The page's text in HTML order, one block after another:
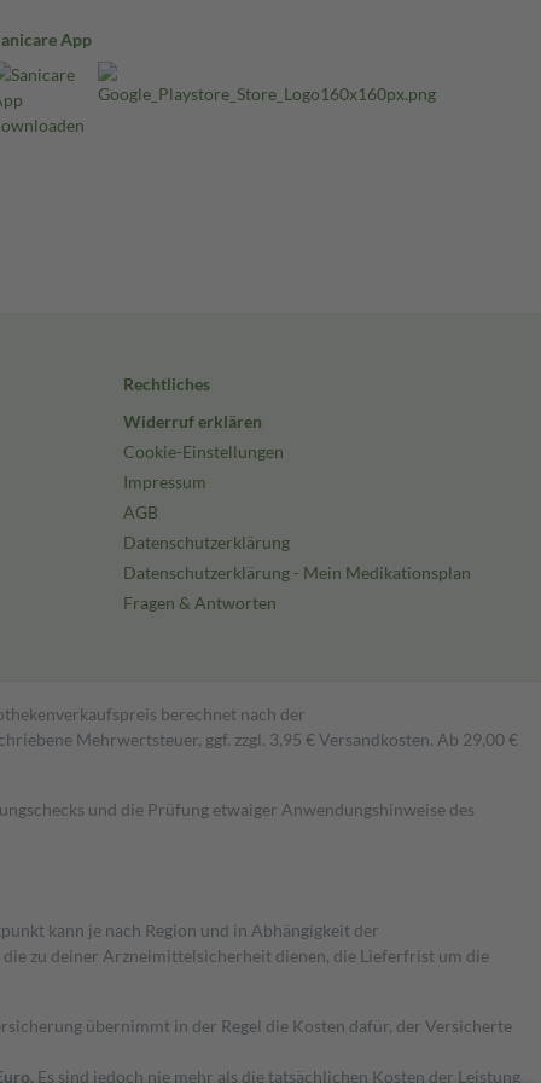
App
Rechtliches
Widerruf erklären
Cookie-Einstellungen
Impressum
AGB
Datenschutzerklärung
Datenschutzerklärung - Mein Medikationsplan
Fragen & Antworten
berechnet nach der
Mehrwertsteuer, ggf. zzgl. 3,95 € Versandkosten. Ab 29,00 €
und die Prüfung etwaiger Anwendungshinweise des
kann je nach Region und in Abhängigkeit der
zu deiner Arzneimittelsicherheit dienen, die Lieferfrist um die
übernimmt in der Regel die Kosten dafür, der Versicherte
Es sind jedoch nie mehr als die tatsächlichen Kosten der Leistung